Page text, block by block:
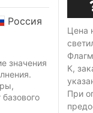
Россия
значения
Цена
К,
При